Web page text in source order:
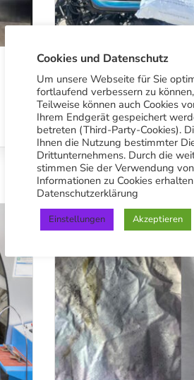
BETRIEB
Stuttgart
Harley?
18. Juni 2026
Cookies und Datenschutz
Um unsere Webseite für Sie
fortlaufend verbessern zu
Teilweise können auch Cookies
Ihrem Endgerät gespeichert
betreten (Third-Party-Cookies).
Ihnen die Nutzung bestimmter
Drittunternehmens. Durch die
stimmen Sie der Verwendung
Informationen zu Cookies
Datenschutzerklärung
Einstellungen Akzeptieren